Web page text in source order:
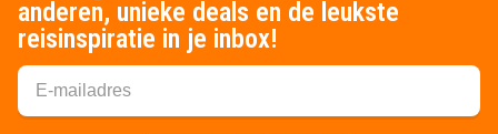
anderen, unieke deals en de leukste
reisinspiratie in je inbox!